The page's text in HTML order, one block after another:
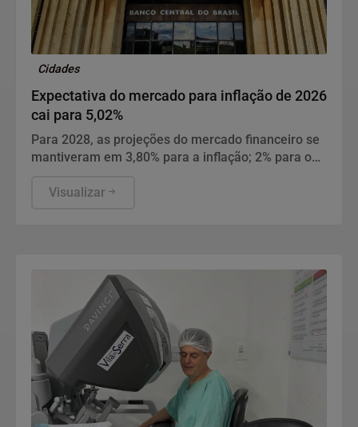
Cidades
Expectativa do mercado para inflação de 2026
cai para 5,02%
Para 2028, as projeções do mercado financeiro se
mantiveram em 3,80% para a inflação; 2% para o
a taxa Selic.
Visualizar